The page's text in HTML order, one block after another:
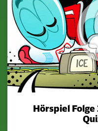
Hörspiel Folge